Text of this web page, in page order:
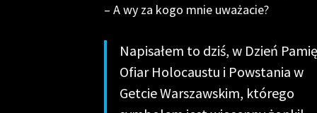
– A wy za kogo mnie uważacie?
Napisałem to dziś, w Dzień
Ofiar Holocaustu i Powstania w
Getcie Warszawskim, którego